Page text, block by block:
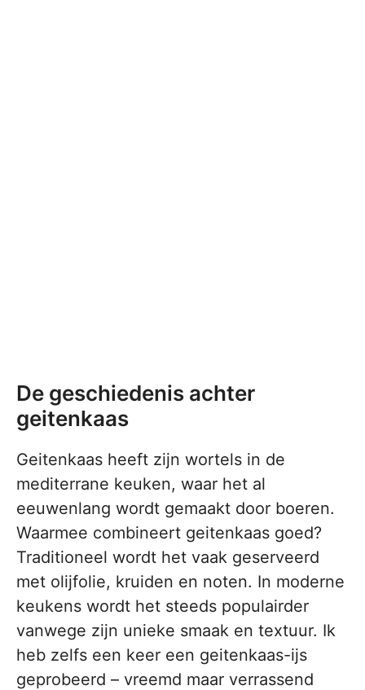
De geschiedenis achter
geitenkaas
Geitenkaas heeft zijn wortels in de
mediterrane keuken, waar het al
eeuwenlang wordt gemaakt door boeren.
Waarmee combineert geitenkaas goed?
Traditioneel wordt het vaak geserveerd
met olijfolie, kruiden en noten. In moderne
keukens wordt het steeds populairder
vanwege zijn unieke smaak en textuur. Ik
heb zelfs een keer een geitenkaas-ijs
geprobeerd – vreemd maar verrassend